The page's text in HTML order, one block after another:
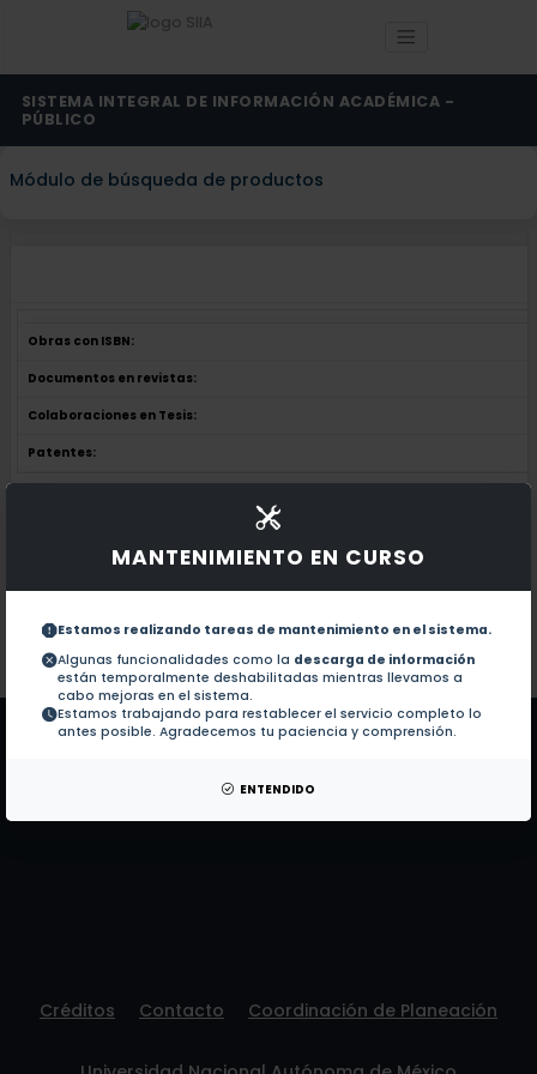
MANTENIMIENTO EN CURSO
Estamos realizando tareas de mantenimiento en el sistema.
Algunas funcionalidades como la descarga de información
están temporalmente deshabilitadas mientras llevamos a
cabo mejoras en el sistema.
Estamos trabajando para restablecer el servicio completo lo
antes posible. Agradecemos tu paciencia y comprensión.
ENTENDIDO
SISTEMA INTEGRAL DE INFORMACIÓN ACADÉMICA -
PÚBLICO
Módulo de búsqueda de productos
Obras con ISBN:
Documentos en revistas:
Colaboraciones en Tesis:
Patentes:
No hay obras de este autor.
Documentos en revistas:
No hay revistas de este autor.
Patentes: No hay patentes de este autor.
Créditos Contacto Coordinación de Planeación